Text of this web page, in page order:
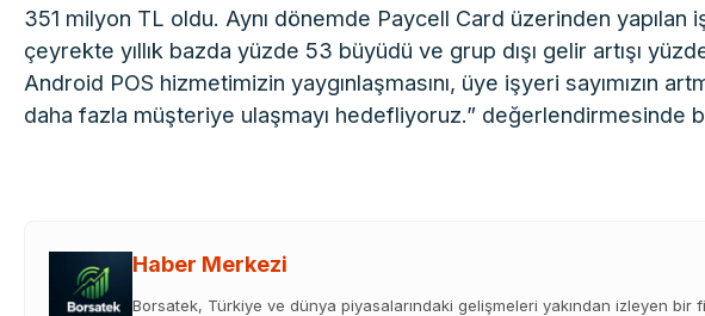
351 milyon TL oldu. Aynı dönemde Paycell Card üzerinden yapılan
çeyrekte yıllık bazda yüzde 53 büyüdü ve grup dışı gelir artışı
Android POS hizmetimizin yaygınlaşmasını, üye işyeri sayımızın
daha fazla müşteriye ulaşmayı hedefliyoruz.” değerlendirmesinde
Haber Merkezi
Borsatek, Türkiye ve dünya piyasalarındaki gelişmeleri yakından izleyen bir